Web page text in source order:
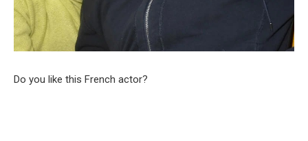
Do you like this French actor?